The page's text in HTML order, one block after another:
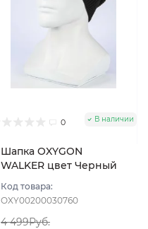
0 В наличии
Шапка OXYGON
WALKER цвет Черный
Код товара:
OXY00200030760
4 499Руб.